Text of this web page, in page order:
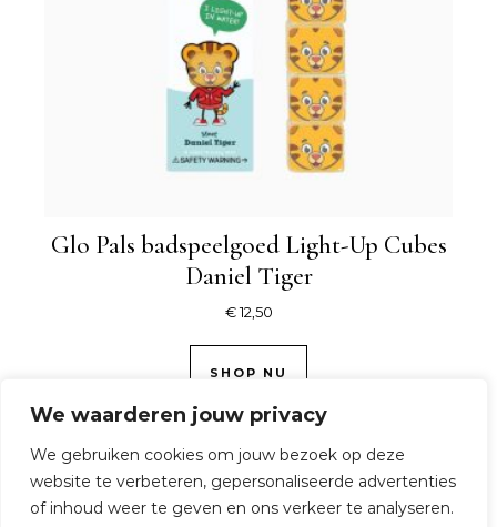
We waarderen jouw privacy
We gebruiken cookies om jouw bezoek op deze
website te verbeteren, gepersonaliseerde advertenties
of inhoud weer te geven en ons verkeer te analyseren.
Glo Pals badspeelgoed Light-Up Cubes
Daniel Tiger
€12,50
SHOP NU